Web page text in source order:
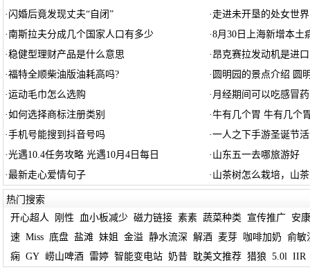
· 闪婚后竟发现丈夫“自闭” ·走进未开垦的处女世界
·南斯拉夫分成几个国家人口有多少 ·8月30日上海新增本土
·稳健型理财产品是什么意思 · 昂克赛拉发动机是进
·福特全顺柴油版油耗高吗? · 圆明园的景点介绍 圆
·运动毛巾怎么选购 · 月经期间可以吃感冒
·如何选择商标注册类别 ·牛有几个胃 牛有几个
·手机号能搜到抖音号吗 ·一人之下手游圣诞节
·光遇10.4任务攻略 光遇10月4日每日 · 山东五一去哪旅游好
·最新走心爱情句子 · 山茶树怎么栽培，山
热门搜索
开心超人
刚性 血小板减少 磁力链接 素素 蔬菜种类 宣传推广
安康
速 Miss 底盘 盐滩 妹姐 金溢 静水流深 解酒 麦芽 咖啡加奶 俞敏
痫 GY 崂山啤酒 雷婷 智能变电站 奶昔 耽美文推荐 猎狼 5.0l IIR